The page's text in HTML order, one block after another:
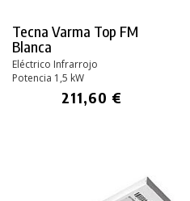
Tecna Varma Top FM
Blanca
Eléctrico Infrarrojo
Potencia 1,5 kW
211,60 €